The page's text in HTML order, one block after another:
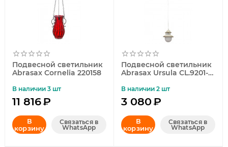
Подвесной светильник
Abrasax Cornelia 220158
В наличии 3 шт
11 816₽
В
корзину
Связаться в
WhatsApp
Подвесной светильник
Abrasax Ursula CL.9201-
В наличии 2 шт
3 080₽
В
корзину
Связаться в
WhatsApp